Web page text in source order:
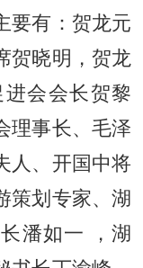
要有：贺龙元
贺晓明，贺龙
会会长贺黎
理事长、毛泽
人、开国中将
策划专家、湖
潘如一 ，湖